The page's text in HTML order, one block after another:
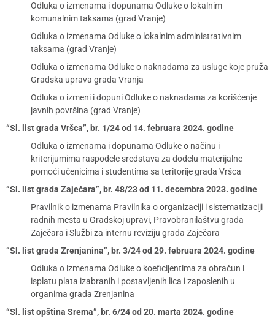
Odluka o izmenama i dopunama Odluke o lokalnim
komunalnim taksama (grad Vranje)
Odluka o izmenama Odluke o lokalnim administrativnim
taksama (grad Vranje)
Odluka o izmenama Odluke o naknadama za usluge koje pruža
Gradska uprava grada Vranja
Odluka o izmeni i dopuni Odluke o naknadama za korišćenje
javnih površina (grad Vranje)
“Sl. list grada Vršca”, br. 1/24 od 14. februara 2024. godine
Odluka o izmenama i dopunama Odluke o načinu i
kriterijumima raspodele sredstava za dodelu materijalne
pomoći učenicima i studentima sa teritorije grada Vršca
“Sl. list grada Zaječara”, br. 48/23 od 11. decembra 2023. godine
Pravilnik o izmenama Pravilnika o organizaciji i sistematizaciji
radnih mesta u Gradskoj upravi, Pravobranilaštvu grada
Zaječara i Službi za internu reviziju grada Zaječara
“Sl. list grada Zrenjanina”, br. 3/24 od 29. februara 2024. godine
Odluka o izmenama Odluke o koeficijentima za obračun i
isplatu plata izabranih i postavljenih lica i zaposlenih u
organima grada Zrenjanina
“Sl. list opština Srema”, br. 6/24 od 20. marta 2024. godine